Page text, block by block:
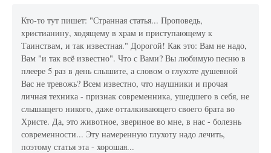
Кто-то тут пишет: "Странная статья... Проповедь,
христианину, ходящему в храм и приступающему к
Таинствам, и так известная." Дорогой! Как это: Вам не надо,
Вам "и так всё известно". Что с Вами? Вы любимую песню в
плеере 5 раз в день слышите, а словом о глухоте душевной
Вас не тревожь? Всем известно, что наушники и прочая
личная техника - признак современника, ушедшего в себя, не
слышащего никого, даже отталкивающего своего брата во
Христе. Да, это животное, звериное во мне, в нас - болезнь
современности... Эту намеренную глухоту надо лечить,
поэтому статья эта - хорошая...